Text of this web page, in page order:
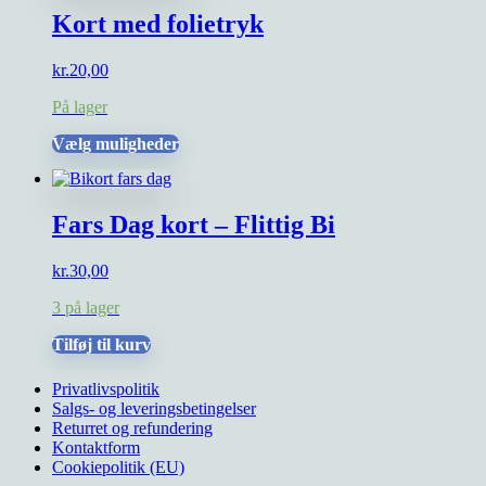
Kort med folietryk
kr.20,00
På lager
Vælg mulighederDette
varianter.
Mulighederne
Fars Dag kort – Flittig Bi
kr.30,00
3 på lager
Tilføj til kurv
Privatlivspolitik
Salgs- og leveringsbetingelser
Returret og refundering
Kontaktform
Cookiepolitik (EU)